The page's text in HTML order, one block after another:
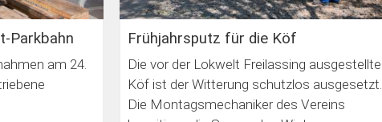
Parkbahn
am 24.
Frühjahrsputz für die Köf
Die vor der Lokwelt Freilassing ausgestellte
Köf ist der Witterung schutzlos ausgesetzt.
Die Montagsmechaniker des Vereins